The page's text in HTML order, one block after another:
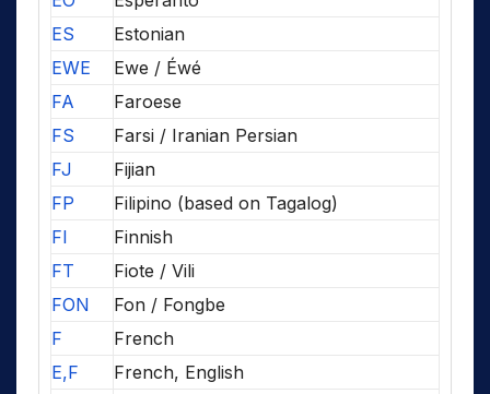
ES
Estonian
EWE
Ewe / Éwé
FA
Faroese
FS
Farsi / Iranian Persian
FJ
Fijian
FP
Filipino (based on Tagalog)
FI
Finnish
FT
Fiote / Vili
FON
Fon / Fongbe
F
French
E,F
French, English